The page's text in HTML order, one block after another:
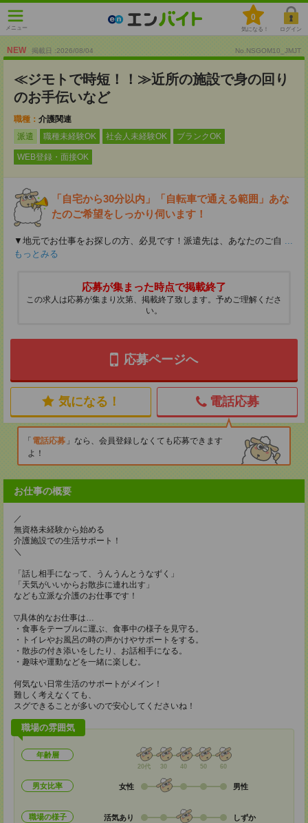
メニュー
0
気になる！ ログイン
NEW 掲載日 :2026/08/04 No.NSGOM10_JMJT
≪ジモトで時短！！≫近所の施設で身の回り
のお手伝いなど
職種： 介護関連
派遣
職種未経験OK 社会人未経験OK ブランクOK
WEB登録・面接OK
「自宅から30分以内」「自転車で通える範囲」あな
たのご希望をしっかり伺います！
▼地元でお仕事をお探しの方、必見です！派遣先は、あなたのご自 ...
もっとみる
応募が集まった時点で掲載終了
この求人は応募が集まり次第、掲載終了致します。予めご理解くださ
い。
応募ページへ
気になる！ 電話応募
電話応募
なら、会員登録しなくても応募できます
よ！
お仕事の概要
／
無資格未経験から始める
介護施設での生活サポート！
＼
「話し相手になって、うんうんとうなずく」
「天気がいいからお散歩に連れ出す」
なども立派な介護のお仕事です！
▽具体的なお仕事は…
・食事をテーブルに運ぶ、食事中の様子を見守る。
・トイレやお風呂の時の声かけやサポートをする。
・散歩の付き添いをしたり、お話相手になる。
・趣味や運動などを一緒に楽しむ。
何気ない日常生活のサポートがメイン！
難しく考えなくても、
スグできることが多いので安心してくださいね！
職場の雰囲気
年齢層
20代 30 40 50 60
男女比率 女性 男性
職場の様子 活気あり しずか